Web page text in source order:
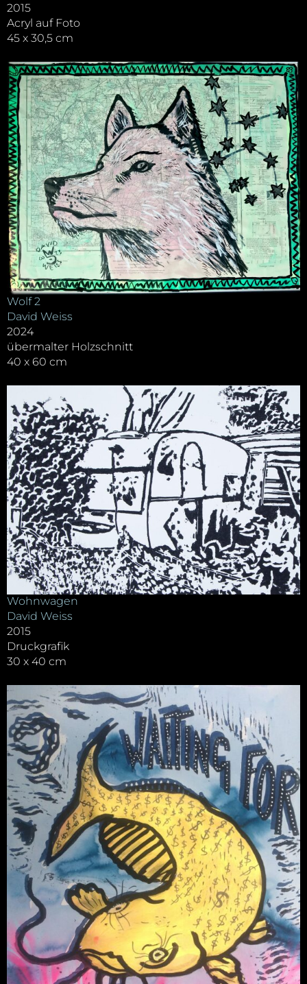
2015
Acryl auf Foto
45 x 30,5 cm
Wolf 2
David Weiss
2024
übermalter Holzschnitt
40 x 60 cm
Wohnwagen
David Weiss
2015
Druckgrafik
30 x 40 cm